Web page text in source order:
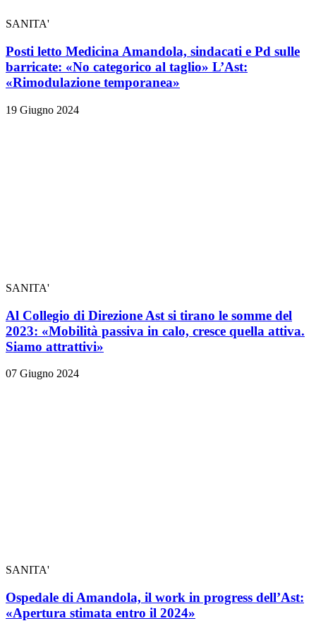
SANITA'
Posti letto Medicina Amandola, sindacati e Pd sulle
barricate: «No categorico al taglio» L’Ast:
«Rimodulazione temporanea»
19 Giugno 2024
SANITA'
Al Collegio di Direzione Ast si tirano le somme del
2023: «Mobilità passiva in calo, cresce quella attiva.
Siamo attrattivi»
07 Giugno 2024
SANITA'
Ospedale di Amandola, il work in progress dell’Ast:
«Apertura stimata entro il 2024»